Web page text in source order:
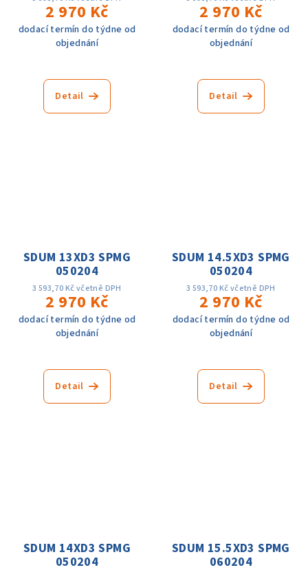
2 970 Kč
dodací termín do týdne od
objednání
Detail
2 970 Kč
dodací termín do týdne od
objednání
Detail
SDUM 13XD3 SPMG
050204
3 593,70 Kč včetně DPH
2 970 Kč
dodací termín do týdne od
objednání
Detail
SDUM 14.5XD3 SPMG
050204
3 593,70 Kč včetně DPH
2 970 Kč
dodací termín do týdne od
objednání
Detail
SDUM 14XD3 SPMG
050204
SDUM 15.5XD3 SPMG
060204